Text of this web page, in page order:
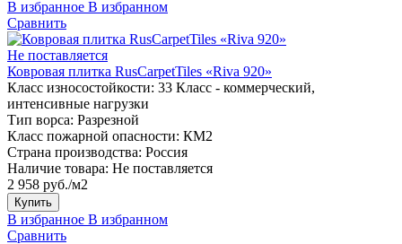
В избранное В избранном
Сравнить
Не поставляется
Ковровая плитка RusCarpetTiles «Riva 920»
Класс износостойкости: 33 Класс - коммерческий,
интенсивные нагрузки
Тип ворса: Разрезной
Класс пожарной опасности: КМ2
Страна производства: Россия
Наличие товара: Не поставляется
2 958 руб./м2
Купить
В избранное В избранном
Сравнить